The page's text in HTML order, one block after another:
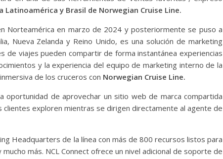
Latinoamérica y Brasil de Norwegian Cruise Line.
Norteamérica en marzo de 2024 y posteriormente se puso a
Nueva Zelanda y Reino Unido, es una solución de marketing
de viajes pueden compartir de forma instantánea experiencias
y la experiencia del equipo de marketing interno de la
de los cruceros con Norwegian Cruise Line.
oportunidad de aprovechar un sitio web de marca compartida
clientes exploren mientras se dirigen directamente al agente de
Headquarters de la línea con más de 800 recursos listos para
más. NCL Connect ofrece un nivel adicional de soporte de